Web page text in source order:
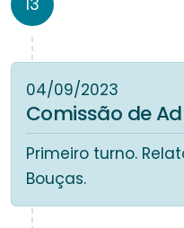
13
04/09/2023
Comissão de
Primeiro turno.
Bouças.